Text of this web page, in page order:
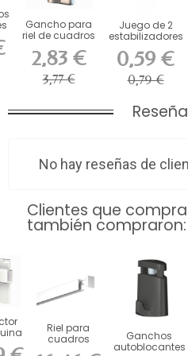
Gancho para
riel de cuadros
autoblocante...
2,83 €
3,77 €
Juego de 2
estabilizadores
de espuma...
0,59 €
0,79 €
No hay reseñas de
Clientes que
también compraron:
Riel para
cuadros
Ganchos
autoblocantes